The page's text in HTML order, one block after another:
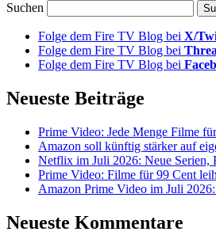
Suchen
Folge dem Fire TV Blog bei X/
Folge dem Fire TV Blog bei
Folge dem Fire TV Blog bei
Neueste Beiträge
Prime Video: Jede Menge Filme
Amazon soll künftig stärker auf
Netflix im Juli 2026: Neue
Prime Video: Filme für 99 Cent
Amazon Prime Video im Juli
Neueste Kommentare